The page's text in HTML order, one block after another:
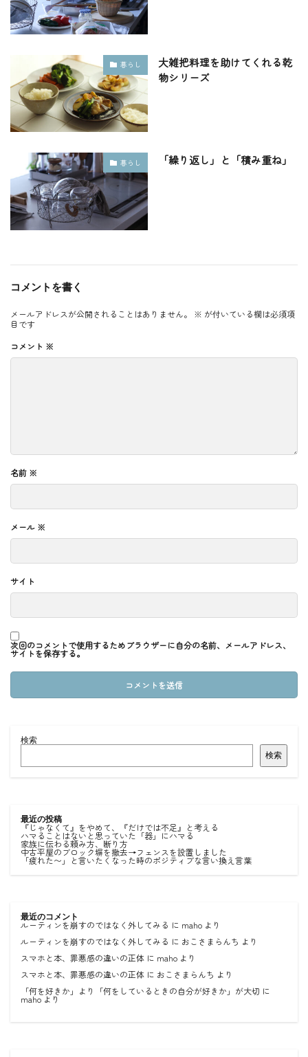
暮らし
大雑把料理を助けてくれる乾
物シリーズ
暮らし 「繰り返し」と「積み重ね」
コメントを書く
メールアドレスが公開されることはありません。 ※ が付いている欄は必須項
目です
コメント ※
名前 ※
メール ※
サイト
次回のコメントで使用するためブラウザーに自分の名前、メールアドレス、
サイトを保存する。
検索
検索
最近の投稿
『じゃなくて』をやめて、『だけでは不足』と考える
ハマることはないと思っていた「器」にハマる
家族に伝わる頼み方、断り方
中古平屋のブロック塀を撤去→フェンスを設置しました
「疲れた〜」と言いたくなった時のポジティブな言い換え言葉
最近のコメント
ルーティンを崩すのではなく外してみる に maho より
ルーティンを崩すのではなく外してみる に おこさまらんち より
スマホと本、罪悪感の違いの正体 に maho より
スマホと本、罪悪感の違いの正体 に おこさまらんち より
「何を好きか」より「何をしているときの自分が好きか」が大切 に
mahoより